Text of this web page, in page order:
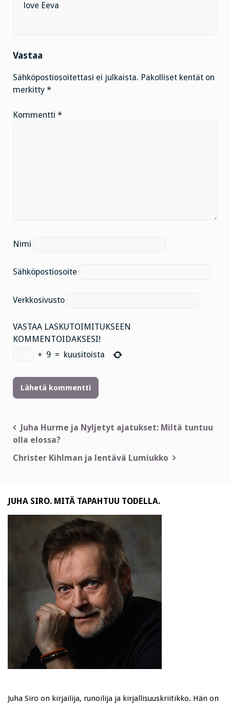
love Eeva
Vastaa
Sähköpostiosoitettasi ei julkaista. Pakolliset kentät on
merkitty *
Kommentti *
Nimi
Sähköpostiosoite
Verkkosivusto
VASTAA LASKUTOIMITUKSEEN
KOMMENTOIDAKSESI!
+ 9 = kuusitoista
Artikkelien
selaus
Juha Hurme ja Nyljetyt ajatukset: Miltä tuntuu
olla elossa?
Christer Kihlman ja lentävä Lumiukko
JUHA SIRO. MITÄ TAPAHTUU TODELLA.
Juha Siro on kirjailija, runoilija ja kirjallisuuskriitikko. Hän on